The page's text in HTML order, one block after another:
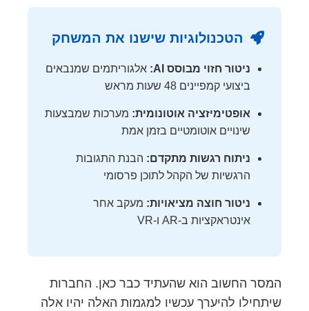
הטכנולוגיות שישנו את המשחק
ניטור חזוי מבוסס AI:
אלגוריתמים שמנבאים
ביצועי קמפיינים 48 שעות מראש
אופטימיזציה אוטונומית: מערכות שמבצעות
שינויים אוטומטיים בזמן אמת
ניתוח רגשות מתקדם: הבנת התגובות
הרגשיות של הקהל לתוכן פרסומי
ניטור חוצה מציאויות: מעקב אחר
אינטראקציות ב-AR ו-VR
המסר החשוב הוא שהעתיד כבר כאן. החברות
שיתחילו להיערך עכשיו למגמות האלה יהיו אלה